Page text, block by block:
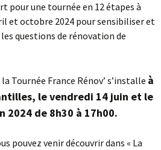
pour une tournée en 12 étapes à
et octobre 2024 pour sensibiliser et
questions de rénovation de
Tournée France Rénov’ s’installe à
le vendredi 14 juin et le
2024 de 8h30 à 17h00.
pouvez venir découvrir dans « La